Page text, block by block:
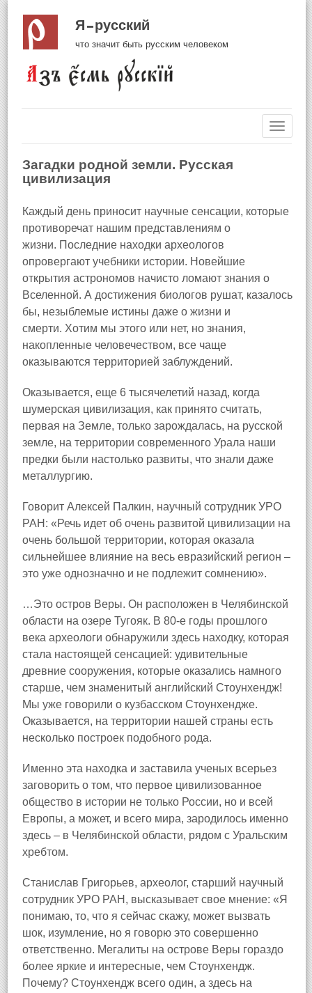
Я русский
что значит быть русским человеком
Загадки родной земли. Русская
цивилизация
Каждый день приносит научные сенсации, которые
противоречат нашим представлениям о
жизни. Последние находки археологов
опровергают учебники истории. Новейшие
открытия астрономов начисто ломают знания о
Вселенной. А достижения биологов рушат, казалось
бы, незыблемые истины даже о жизни и
смерти. Хотим мы этого или нет, но знания,
накопленные человечеством, все чаще
оказываются территорией заблуждений.
Оказывается, еще 6 тысячелетий назад, когда
шумерская цивилизация, как принято считать,
первая на Земле, только зарождалась, на русской
земле, на территории современного Урала наши
предки были настолько развиты, что знали даже
металлургию.
Говорит Алексей Палкин, научный сотрудник УРО
РАН: «Речь идет об очень развитой цивилизации на
очень большой территории, которая оказала
сильнейшее влияние на весь евразийский регион –
это уже однозначно и не подлежит сомнению».
…Это остров Веры. Он расположен в Челябинской
области на озере Тугояк. В 80‑е годы прошлого
века археологи обнаружили здесь находку, которая
стала настоящей сенсацией: удивительные
древние сооружения, которые оказались намного
старше, чем знаменитый английский Стоунхендж!
Мы уже говорили о кузбасском Стоунхендже.
Оказывается, на территории нашей страны есть
несколько построек подобного рода.
Именно эта находка и заставила ученых всерьез
заговорить о том, что первое цивилизованное
общество в истории не только России, но и всей
Европы, а может, и всего мира, зародилось именно
здесь – в Челябинской области, рядом с Уральским
хребтом.
Станислав Григорьев, археолог, старший научный
сотрудник УРО РАН, высказывает свое мнение: «Я
понимаю, то, что я сейчас скажу, может вызвать
шок, изумление, но я говорю это совершенно
ответственно. Мегалиты на острове Веры гораздо
более яркие и интересные, чем Стоунхендж.
Почему? Стоунхендж всего один, а здесь на